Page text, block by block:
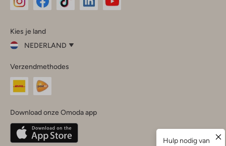
InstagramFacebook
Kies je land
NEDERLAND
je
land
Nederland
Belgique(Français)
Deutschland
Verzendmethodes
Download onze Omoda app